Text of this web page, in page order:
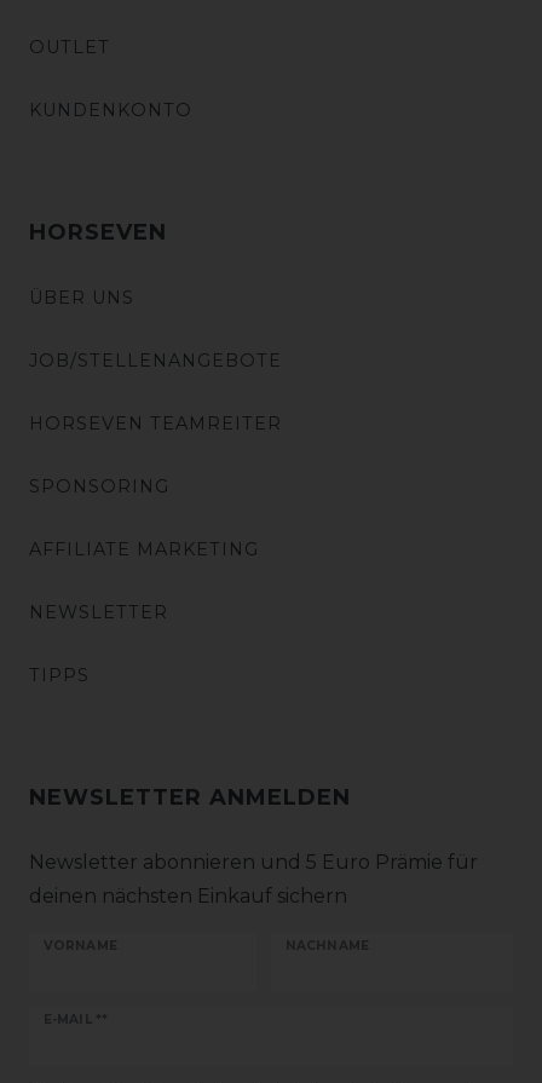
OUTLET
KUNDENKONTO
HORSEVEN
ÜBER UNS
JOB/STELLENANGEBOTE
HORSEVEN TEAMREITER
SPONSORING
AFFILIATE MARKETING
NEWSLETTER
TIPPS
NEWSLETTER ANMELDEN
Newsletter abonnieren und 5 Euro Prämie für
deinen nächsten Einkauf sichern
VORNAME NACHNAME
E-MAIL **
Newsletter